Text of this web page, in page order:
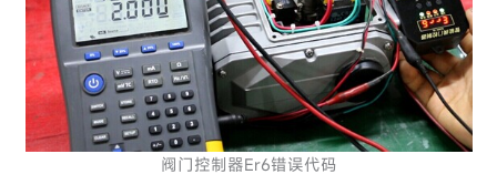
阀门控制器Er6错误代码